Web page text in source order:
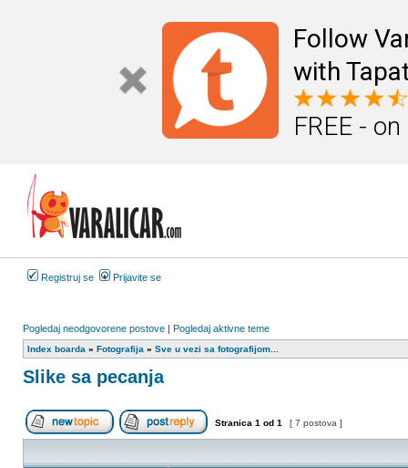
Follow
with
FREE -
Registruj se Prijavite se
Pogledaj neodgovorene postove | Pogledaj aktivne teme
Index boarda » Fotografija » Sve u vezi sa fotografijom...
Slike sa pecanja
Započni novu temu Odgovori na temu
Stranica 1 od 1 [ 7 postova ]